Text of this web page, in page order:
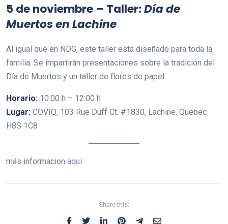
5 de noviembre – Taller:Día de
Muertos en Lachine
Al igual que en NDG, este taller está diseñado para toda la
familia. Se impartirán presentaciones sobre la tradición del
Día de Muertos y un taller de flores de papel.
Horario: 10:00 h – 12:00 h
Lugar: COVIQ, 103 Rue Duff Ct. #1830, Lachine, Quebec
H8S 1C8
más informacion aquí
Share this: